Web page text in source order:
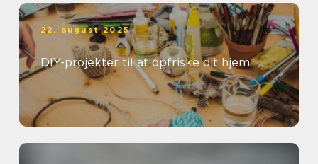
22. august 2025
DIY-projekter til at opfriske dit hjem